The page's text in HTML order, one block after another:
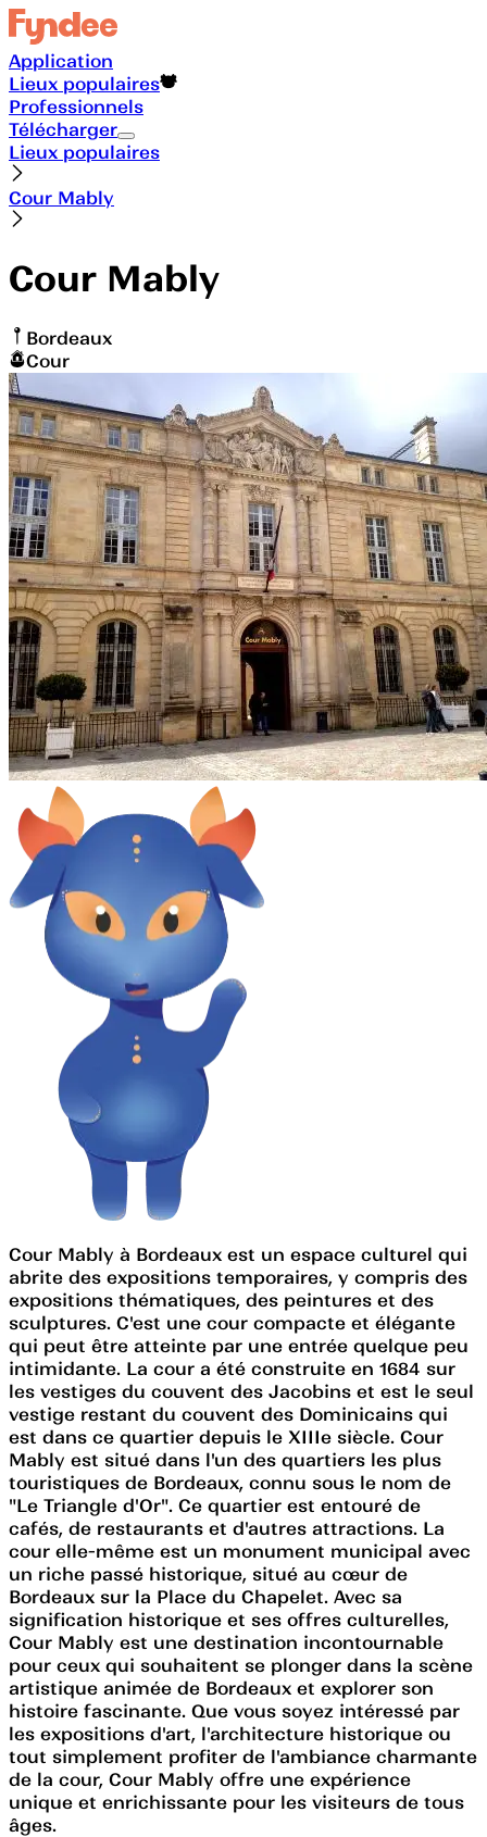
Application
Lieux populaires
Professionnels
Télécharger
Lieux populaires
Cour Mably
Cour Mably
Bordeaux
Cour
Cour Mably à Bordeaux est un espace culturel qui
abrite des expositions temporaires, y compris des
expositions thématiques, des peintures et des
sculptures. C'est une cour compacte et élégante
qui peut être atteinte par une entrée quelque peu
intimidante. La cour a été construite en 1684 sur
les vestiges du couvent des Jacobins et est le seul
vestige restant du couvent des Dominicains qui
est dans ce quartier depuis le XIIIe siècle. Cour
Mably est situé dans l'un des quartiers les plus
touristiques de Bordeaux, connu sous le nom de
"Le Triangle d'Or". Ce quartier est entouré de
cafés, de restaurants et d'autres attractions. La
cour elle-même est un monument municipal avec
un riche passé historique, situé au cœur de
Bordeaux sur la Place du Chapelet. Avec sa
signification historique et ses offres culturelles,
Cour Mably est une destination incontournable
pour ceux qui souhaitent se plonger dans la scène
artistique animée de Bordeaux et explorer son
histoire fascinante. Que vous soyez intéressé par
les expositions d'art, l'architecture historique ou
tout simplement profiter de l'ambiance charmante
de la cour, Cour Mably offre une expérience
unique et enrichissante pour les visiteurs de tous
âges.